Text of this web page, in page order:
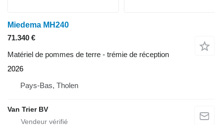
Miedema MH240
71.340 €
Matériel de pommes de terre - trémie de réception
2026
Pays-Bas, Tholen
Van Trier BV